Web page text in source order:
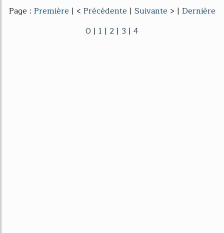
Page : Première | < Précédente | Suivante > | Dernière
0 | 1 | 2 | 3 | 4